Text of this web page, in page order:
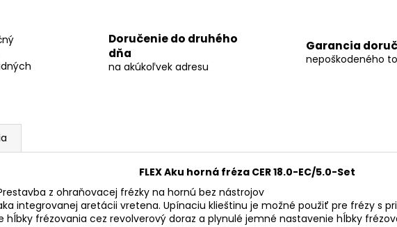
Doručenie do druhého
dňa
na akúkoľvek adresu
Garancia
nepoškodeného
FLEX Aku horná fréza CER 18.0-EC/5.0-Set
z ohraňovacej frézky na hornú bez nástrojov
integrovanej aretácii vretena. Upínaciu klieštinu je možné použiť pre frézy s
hĺbky frézovania cez revolverový doraz a plynulé jemné nastavenie hĺbky